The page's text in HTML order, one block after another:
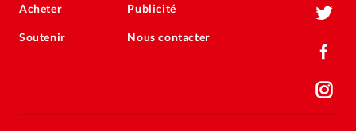
Acheter
Soutenir
Publicité
Nous contacter